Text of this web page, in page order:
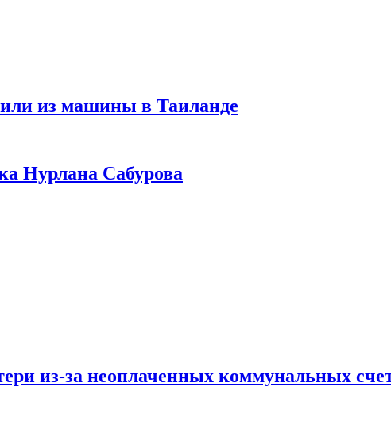
из машины в Таиланде
Нурлана Сабурова
из-за неоплаченных коммунальных